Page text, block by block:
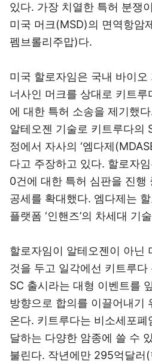
있다. 가장 치열한 특허 분쟁
미국 머크(MSD)의 면역항암
펨브롤리주맙)다.
미국 할로자임은 국내 바이오
너사인 머크를 상대로 키트
에 대한 특허 소송을 제기했
알테오젠 기술로 키트루다의
정에서 자사의 ‘엠다제
다고 주장하고 있다. 할로자
0건에 대한 특허 심판을 진행
공세를 확대했다. 엠다제는
플랫폼 ‘인핸즈’의 차세대 기
할로자임이 알테오젠이 아닌
것을 두고 일각에선 키트루
SC 출시라는 대형 이벤트를
방향으로 합의를 이끌어내기
온다. 키트루다는 비소세포폐
달하는 다양한 암종에 쓸 수
불린다. 작년에만 295억달러